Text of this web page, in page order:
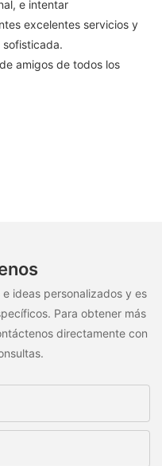
e intentar
excelentes servicios y
amigos de todos los
ideas personalizados y es
Para obtener más
directamente con